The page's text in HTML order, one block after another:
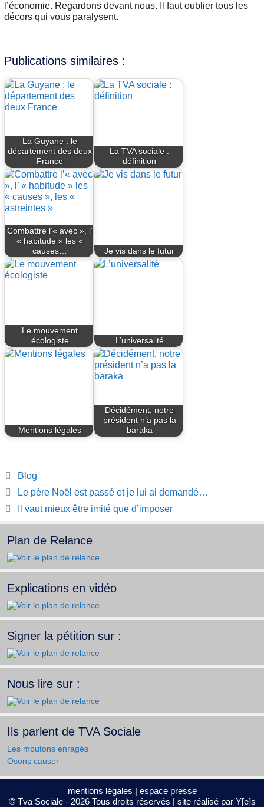
l’économie. Regardons devant nous. Il faut oublier tous les
décors qui vous paralysent.
Publications similaires :
La Guyane : le
département des deux
France
La TVA sociale :
définition
Combattre l’« avec », l’
« habitude » les «
causes…
Je vis dans le futur
Le mouvement
écologiste
L’universalité
Mentions légales
Décidément, notre
président n’a pas la
baraka
Catégories
Blog
Le père Noël est passé et je lui ai demandé…
Il vaut mieux être imité que d’imposer
Plan de Relance
Explications en vidéo
Signer la pétition sur :
Nous lire sur :
Ils parlent de TVA Sociale
Les moutons enragés
Osons causer
mentions légales | espace presse
© Tva Sociale - 2026 Tous droits réservés | site réalisé par Y[e]s